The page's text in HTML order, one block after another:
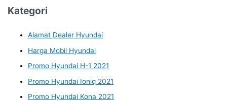
Kategori
Alamat Dealer Hyundai
Harga Mobil Hyundai
Promo Hyundai H-1 2021
Promo Hyundai Ioniq 2021
Promo Hyundai Kona 2021